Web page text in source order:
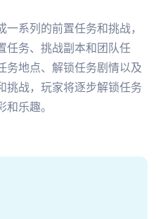
系列的前置任务和挑战，
任务、挑战副本和团队任
务地点、解锁任务剧情以及
挑战，玩家将逐步解锁任务
乐趣。